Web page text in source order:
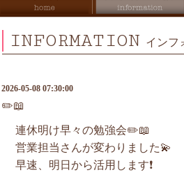
INFORMATION インフ
2026-05-08 07:30:00
✏️📖
連休明け早々の勉強会✏️📖
営業担当さんが変わりました💫
早速、明日から活用します❗️